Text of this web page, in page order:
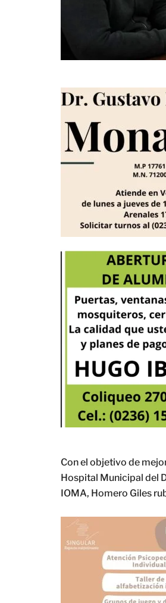
Con el objetivo de
Hospital Municipal del
IOMA, Homero Giles